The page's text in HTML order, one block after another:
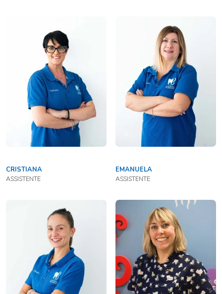
CRISTIANA
ASSISTENTE
EMANUELA
ASSISTENTE